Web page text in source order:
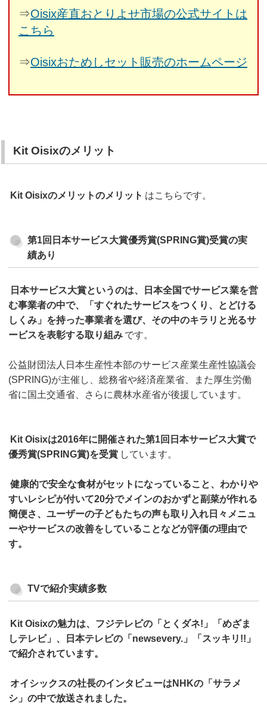
⇒Oisix産直おとりよせ市場の公式サイトは
こちら
⇒Oisixおためしセット販売のホームページ
Kit Oisixのメリット
Kit Oisixのメリットのメリット はこちらです。
第1回日本サービス大賞優秀賞(SPRING賞)受賞の実
績あり
日本サービス大賞というのは、日本全国でサービス業を営
む事業者の中で、「すぐれたサービスをつくり、とどける
しくみ」を持った事業者を選び、その中のキラリと光るサ
ービスを表彰する取り組み です。
公益財団法人日本生産性本部のサービス産業生産性協議会
(SPRING)が主催し、総務省や経済産業省、また厚生労働
省に国土交通省、さらに農林水産省が後援しています。
Kit Oisixは2016年に開催された第1回日本サービス大賞で
優秀賞(SPRING賞)を受賞 しています。
健康的で安全な食材がセットになっていること、わかりや
すいレシピが付いて20分でメインのおかずと副菜が作れる
簡便さ、ユーザーの子どもたちの声も取り入れ日々メニュ
ーやサービスの改善をしていることなどが評価の理由で
す。
TVで紹介実績多数
Kit Oisixの魅力は、フジテレビの「とくダネ!」「めざま
しテレビ」、日本テレビの「newsevery.」「スッキリ!!」
で紹介されています。
オイシックスの社長のインタビューはNHKの「サラメ
シ」の中で放送されました。